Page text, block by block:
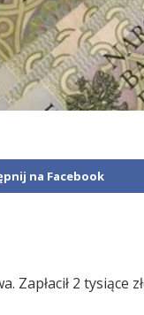
na Facebook
Zapłacił 2 tysiące